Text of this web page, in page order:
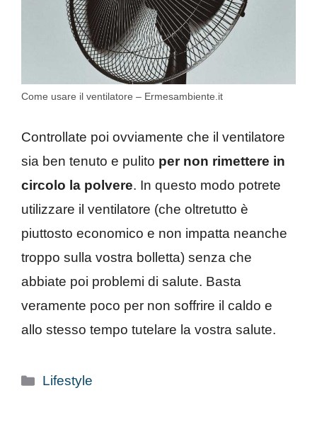
Come usare il ventilatore – Ermesambiente.it
Controllate poi ovviamente che il ventilatore
sia ben tenuto e pulito per non rimettere in
circolo la polvere. In questo modo potrete
utilizzare il ventilatore (che oltretutto è
piuttosto economico e non impatta neanche
troppo sulla vostra bolletta) senza che
abbiate poi problemi di salute. Basta
veramente poco per non soffrire il caldo e
allo stesso tempo tutelare la vostra salute.
Categorie
Lifestyle